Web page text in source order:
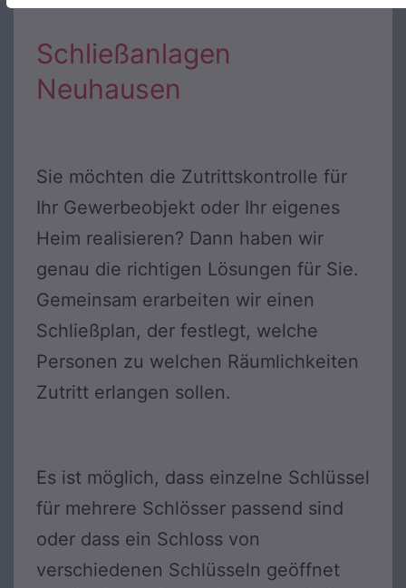
Schließanlagen
Neuhausen
Sie möchten die Zutrittskontrolle für
Ihr Gewerbeobjekt oder Ihr eigenes
Heim realisieren? Dann haben wir
genau die richtigen Lösungen für Sie.
Gemeinsam erarbeiten wir einen
Schließplan, der festlegt, welche
Personen zu welchen Räumlichkeiten
Zutritt erlangen sollen.
Es ist möglich, dass einzelne Schlüssel
für mehrere Schlösser passend sind
oder dass ein Schloss von
verschiedenen Schlüsseln geöffnet